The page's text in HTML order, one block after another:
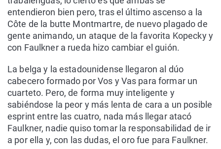
entendieron bien pero, tras el último ascenso a la
Côte de la butte Montmartre, de nuevo plagado de
gente animando, un ataque de la favorita Kopecky y
con Faulkner a rueda hizo cambiar el guión.
La belga y la estadounidense llegaron al dúo
cabecero formado por Vos y Vas para formar un
cuarteto. Pero, de forma muy inteligente y
sabiéndose la peor y más lenta de cara a un posible
esprint entre las cuatro, nada más llegar atacó
Faulkner, nadie quiso tomar la responsabilidad de ir
a por ella y, con las dudas, el oro fue para Faulkner.